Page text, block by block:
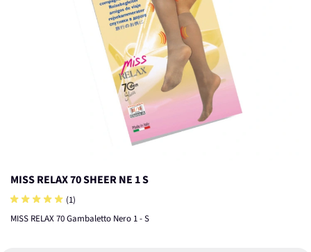
MISS RELAX 70 SHEER NE 1 S
(1)
MISS RELAX 70 Gambaletto Nero 1 - S